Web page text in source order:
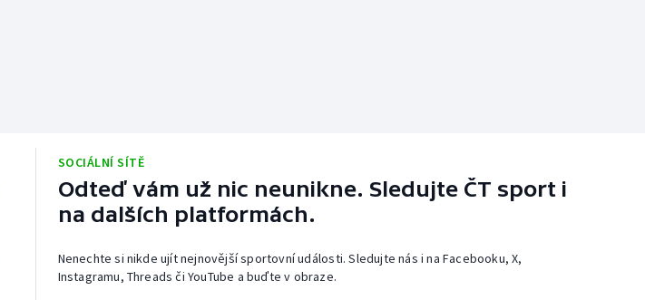
SOCIÁLNÍ SÍTĚ
Odteď vám už nic neunikne. Sledujte ČT sport i
na dalších platformách.
Nenechte si nikde ujít nejnovější sportovní události. Sledujte nás i na Facebooku, X,
Instagramu, Threads či YouTube a buďte v obraze.